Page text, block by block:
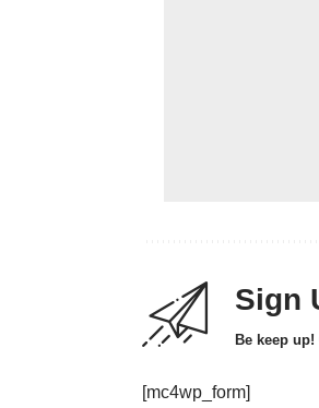
Sign
Be keep
[mc4wp_form]